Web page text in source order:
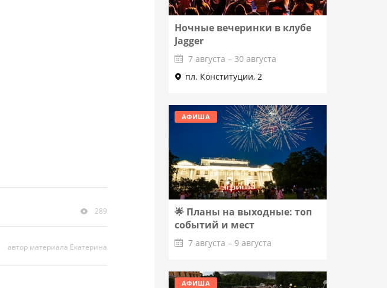
289
автор материала Екатерина
Ночные вечеринки в клубе
Jagger
7 августа – 30 августа
пл. Конституции, 2
Подробнее
АФИША
🌟 Планы на выходные: топ
событий и мест
7 августа – 9 августа
Подробнее
АФИША